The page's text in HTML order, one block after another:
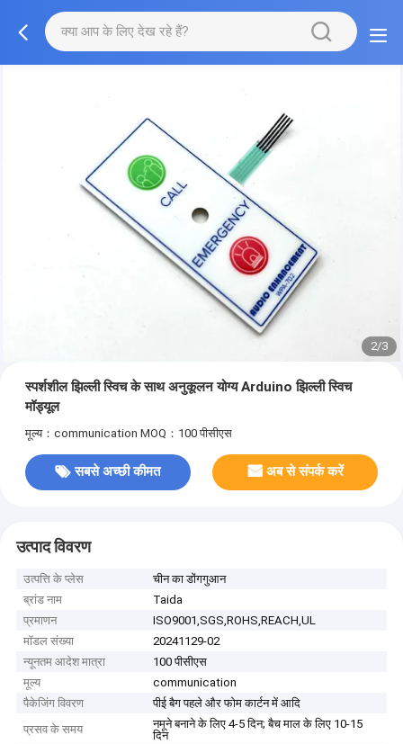
2/3
स्पर्शशील झिल्ली स्विच के साथ अनुकूलन योग्य Arduino झिल्ली स्विच
मॉड्यूल
मूल्य：communication MOQ：100 पीसीएस
सबसे अच्छी कीमत अब से संपर्क करें
उत्पाद विवरण
उत्पत्ति के प्लेस
चीन का डोंगगुआन
ब्रांड नाम
Taida
प्रमाणन
ISO9001,SGS,ROHS,REACH,UL
मॉडल संख्या
20241129-02
न्यूनतम आदेश मात्रा
100 पीसीएस
मूल्य
communication
पैकेजिंग विवरण
पीई बैग पहले और फोम कार्टन में आदि
प्रसव के समय
नमूने बनाने के लिए 4-5 दिन; बैच माल के लिए 10-15
दिन